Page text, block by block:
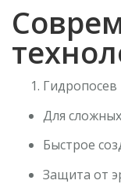
Гидропосев
Для
Быстрое
Защита от